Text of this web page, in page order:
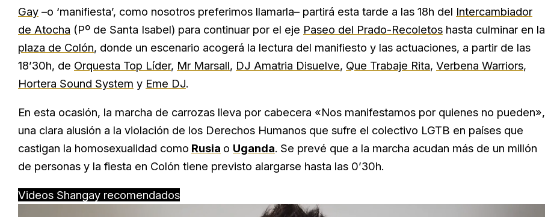
Gay –o ‘manifiesta’, como nosotros preferimos llamarla– partirá esta tarde a las 18h del Intercambiador
de Atocha (Pº de Santa Isabel) para continuar por el eje Paseo del Prado-Recoletos hasta culminar en la
plaza de Colón, donde un escenario acogerá la lectura del manifiesto y las actuaciones, a partir de las
18’30h, de Orquesta Top Líder, Mr Marsall, DJ Amatria Disuelve, Que Trabaje Rita, Verbena Warriors,
Hortera Sound System y Eme DJ.
En esta ocasión, la marcha de carrozas lleva por cabecera «Nos manifestamos por quienes no pueden»,
una clara alusión a la violación de los Derechos Humanos que sufre el colectivo LGTB en países que
castigan la homosexualidad como Rusia o Uganda. Se prevé que a la marcha acudan más de un millón
de personas y la fiesta en Colón tiene previsto alargarse hasta las 0’30h.
Videos Shangay recomendados